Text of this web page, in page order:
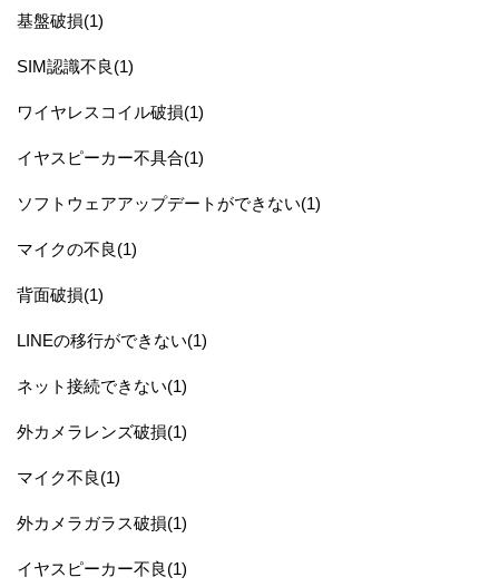
基盤破損(1)
SIM認識不良(1)
ワイヤレスコイル破損(1)
イヤスピーカー不具合(1)
ソフトウェアアップデートができない(1)
マイクの不良(1)
背面破損(1)
LINEの移行ができない(1)
ネット接続できない(1)
外カメラレンズ破損(1)
マイク不良(1)
外カメラガラス破損(1)
イヤスピーカー不良(1)